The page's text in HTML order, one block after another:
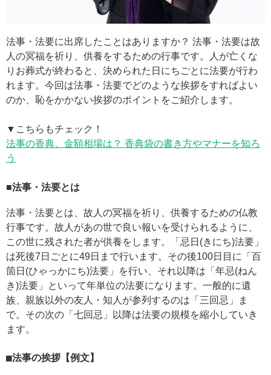
法事・法要に出席したことはありますか？ 法事・法要は故
人の冥福を祈り、供養をするための行事です。人が亡くな
りお葬式が終わると、決められた日にちごとに法要が行わ
れます。今回は法事・法要でどのような挨拶をすればよい
のか、恥をかかない挨拶のポイントをご紹介します。
▼こちらもチェック！
法事の香典、金額相場は？ 香典袋の書き方やマナーを知ろ
う
■法事・法要とは
法事・法要とは、故人の冥福を祈り、供養するための仏教
行事です。故人があの世で良い報いを受けられるように、
この世に残された者が供養をします。「忌日(きにち)法要」
は死後7日ごとに49日まで行います。その後100日目に「百
箇日(ひゃっかにち)法要」を行い、それ以降は「年忌(ねん
き)法要」といって年単位の法要になります。一般的に遺
族、親族以外の友人・知人が参列するのは「三回忌」ま
で。その次の「七回忌」以降は法要の規模を縮小していき
ます。
■法事の挨拶【例文】